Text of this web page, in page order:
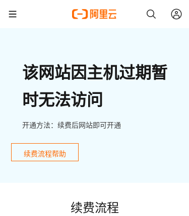
该网站因主机过期暂
时无法访问
开通方法：续费后网站即可开通
续费流程帮助
续费流程